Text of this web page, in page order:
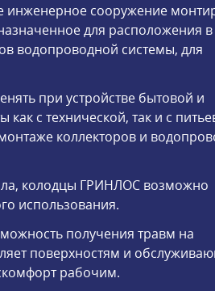
сооружение
для расположения
водопроводной системы, для
при устройстве бытовой и
с технической, так и с
коллекторов и
колодцы ГРИНЛОС возможно
использования.
получения травм на
поверхностям и
рабочим.